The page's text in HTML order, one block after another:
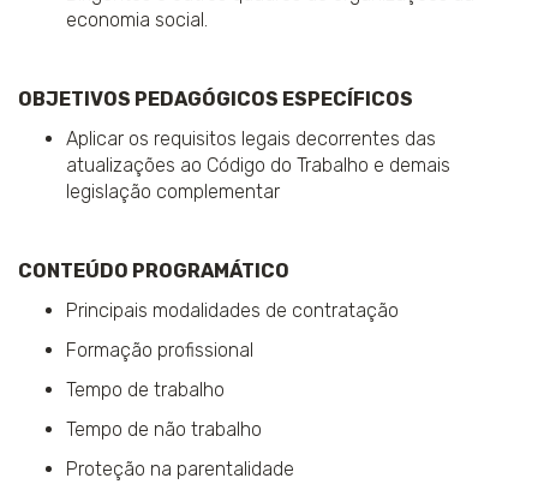
economia social.
OBJETIVOS PEDAGÓGICOS ESPECÍFICOS
Aplicar os requisitos legais decorrentes das
atualizações ao Código do Trabalho e demais
legislação complementar
CONTEÚDO PROGRAMÁTICO
Principais modalidades de contratação
Formação profissional
Tempo de trabalho
Tempo de não trabalho
Proteção na parentalidade